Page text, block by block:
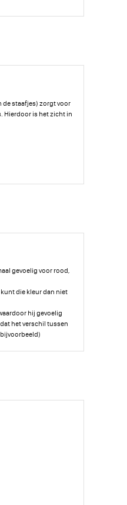
staafjes) zorgt voor
Hierdoor is het zicht in
gevoelig voor rood,
die kleur dan niet
hij gevoelig
het verschil tussen